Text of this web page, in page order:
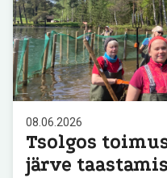
08.06.2026
Tsolgos
järve